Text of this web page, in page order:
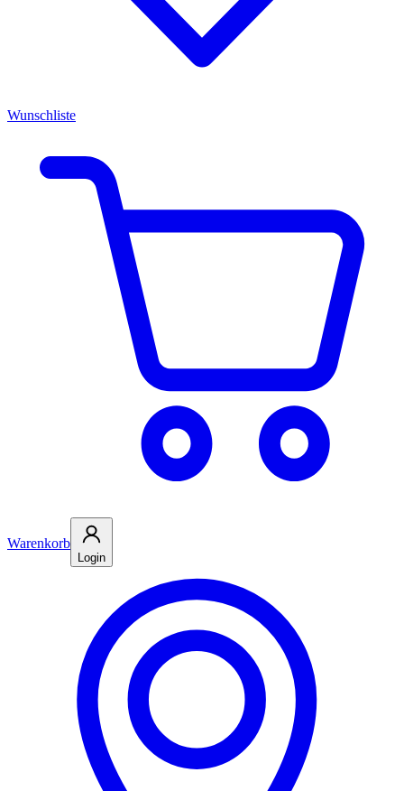
Wunschliste
Warenkorb
Login